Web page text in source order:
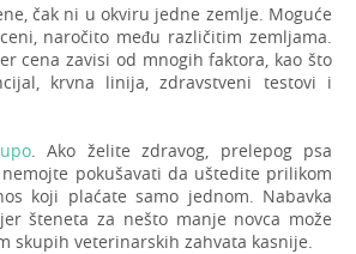
čak ni u okviru jedne zemlje. Moguće
naročito među različitim zemljama.
cena zavisi od mnogih faktora, kao što
krvna linija, zdravstveni testovi i
. Ako želite zdravog, prelepog psa
pokušavati da uštedite prilikom
koji plaćate samo jednom. Nabavka
šteneta za nešto manje novca može
skupih veterinarskih zahvata kasnije.